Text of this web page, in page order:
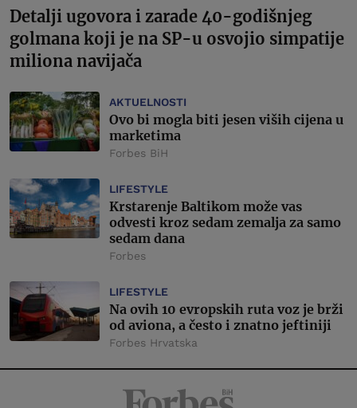
Detalji ugovora i zarade 40-godišnjeg
golmana koji je na SP-u osvojio simpatije
miliona navijača
AKTUELNOSTI
Ovo bi mogla biti jesen viših cijena u
marketima
Forbes BiH
LIFESTYLE
Krstarenje Baltikom može vas
odvesti kroz sedam zemalja za samo
sedam dana
Forbes
LIFESTYLE
Na ovih 10 evropskih ruta voz je brži
od aviona, a često i znatno jeftiniji
Forbes Hrvatska